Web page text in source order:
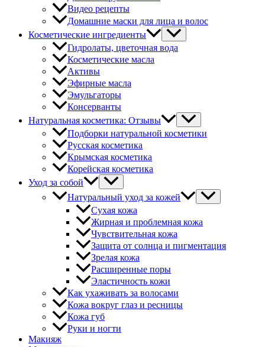
Видео рецепты
Домашние маски для лица и волос
Косметические ингредиенты
Гидролаты, цветочная вода
Косметические масла
Активы
Эфирные масла
Эмульгаторы
Консерванты
Натуральная косметика: Отзывы
Подборки натуральной косметики
Русская косметика
Крымская косметика
Корейская косметика
Уход за собой
Натуральный уход за кожей
Сухая кожа
Жирная и проблемная кожа
Чувствительная кожа
Защита от солнца и пигментация
Зрелая кожа
Расширенные поры
Эластичность кожи
Как ухаживать за волосами
Кожа вокруг глаз и ресницы
Кожа губ
Руки и ногти
Макияж